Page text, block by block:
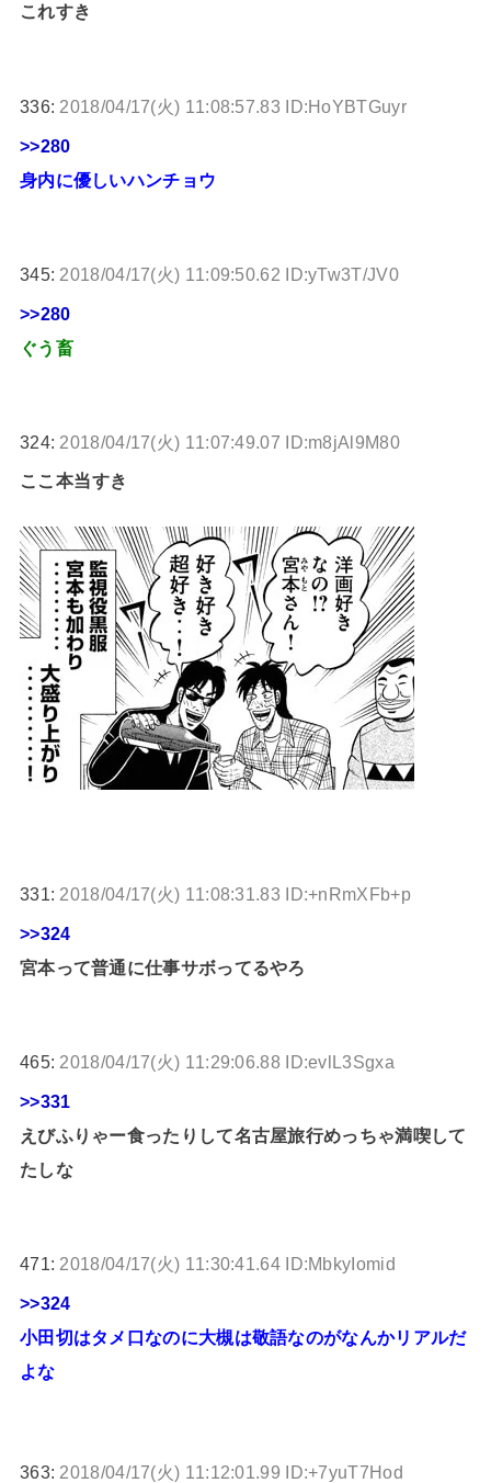
これすき
336: 2018/04/17(火) 11:08:57.83 ID:HoYBTGuyr
>>280
身内に優しいハンチョウ
345: 2018/04/17(火) 11:09:50.62 ID:yTw3T/JV0
>>280
ぐう畜
324: 2018/04/17(火) 11:07:49.07 ID:m8jAl9M80
ここ本当すき
331: 2018/04/17(火) 11:08:31.83 ID:+nRmXFb+p
>>324
宮本って普通に仕事サボってるやろ
465: 2018/04/17(火) 11:29:06.88 ID:evlL3Sgxa
>>331
えびふりゃー食ったりして名古屋旅行めっちゃ満喫して
たしな
471: 2018/04/17(火) 11:30:41.64 ID:MbkyIomid
>>324
小田切はタメ口なのに大槻は敬語なのがなんかリアルだ
よな
363: 2018/04/17(火) 11:12:01.99 ID:+7yuT7Hod